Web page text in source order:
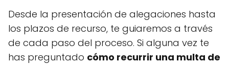
Desde la presentación de alegaciones hasta
los plazos de recurso, te guiaremos a través
de cada paso del proceso. Si alguna vez te
has preguntado cómo recurrir una multa de